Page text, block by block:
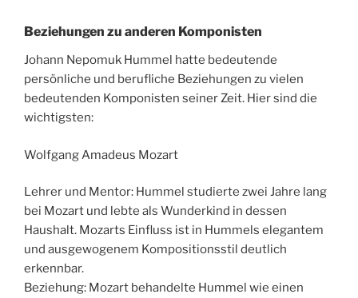
Beziehungen zu anderen Komponisten
Johann Nepomuk Hummel hatte bedeutende
persönliche und berufliche Beziehungen zu vielen
bedeutenden Komponisten seiner Zeit. Hier sind die
wichtigsten:
Wolfgang Amadeus Mozart
Lehrer und Mentor: Hummel studierte zwei Jahre lang
bei Mozart und lebte als Wunderkind in dessen
Haushalt. Mozarts Einfluss ist in Hummels elegantem
und ausgewogenem Kompositionsstil deutlich
erkennbar.
Beziehung: Mozart behandelte Hummel wie einen